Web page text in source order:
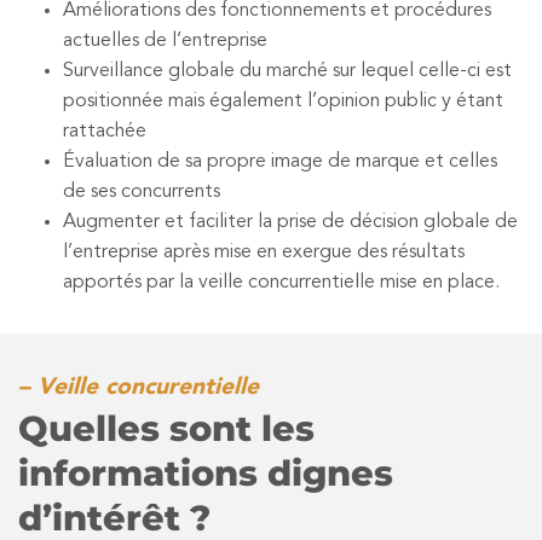
Améliorations des fonctionnements et procédures
actuelles de l’entreprise
Surveillance globale du marché sur lequel celle-ci est
positionnée mais également l’opinion public y étant
rattachée
Évaluation de sa propre image de marque et celles
de ses concurrents
Augmenter et faciliter la prise de décision globale de
l’entreprise après mise en exergue des résultats
apportés par la veille concurrentielle mise en place.
– Veille concurentielle
Quelles sont les
informations dignes
d’intérêt ?